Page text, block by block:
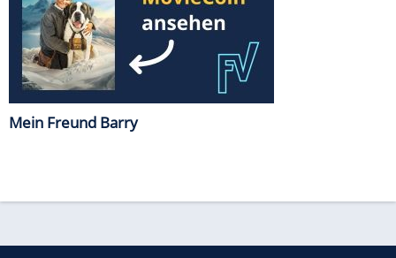
Mein Freund Barry